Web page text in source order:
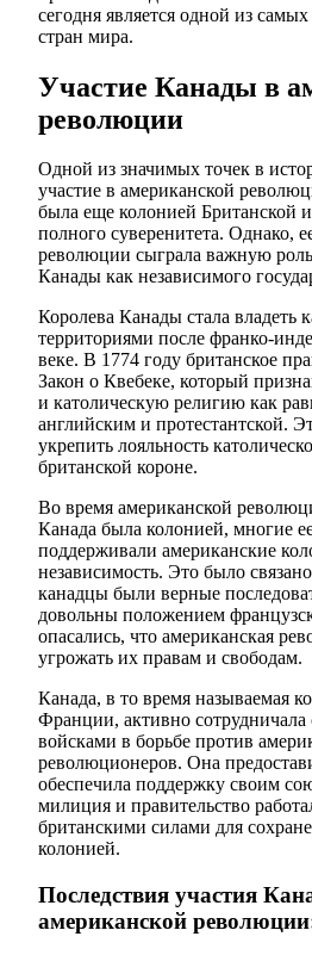
сегодня является одной из
стран мира.
Участие Канады в
революции
Одной из значимых точек в
участие в американской
была еще колонией Британской
полного суверенитета. Однако,
революции сыграла важную
Канады как независимого
Королева Канады стала владеть
территориями после франко-
веке. В 1774 году британское
Закон о Квебеке, который
и католическую религию как
английским и протестантской.
укрепить лояльность
британской короне.
Во время американской
Канада была колонией, многие
поддерживали американские
независимость. Это было
канадцы были верные
довольны положением
опасались, что американская
угрожать их правам и свободам.
Канада, в то время называемая
Франции, активно сотрудничала
войсками в борьбе против
революционеров. Она
обеспечила поддержку своим
милиция и правительство
британскими силами для
колонией.
Последствия участия
американской